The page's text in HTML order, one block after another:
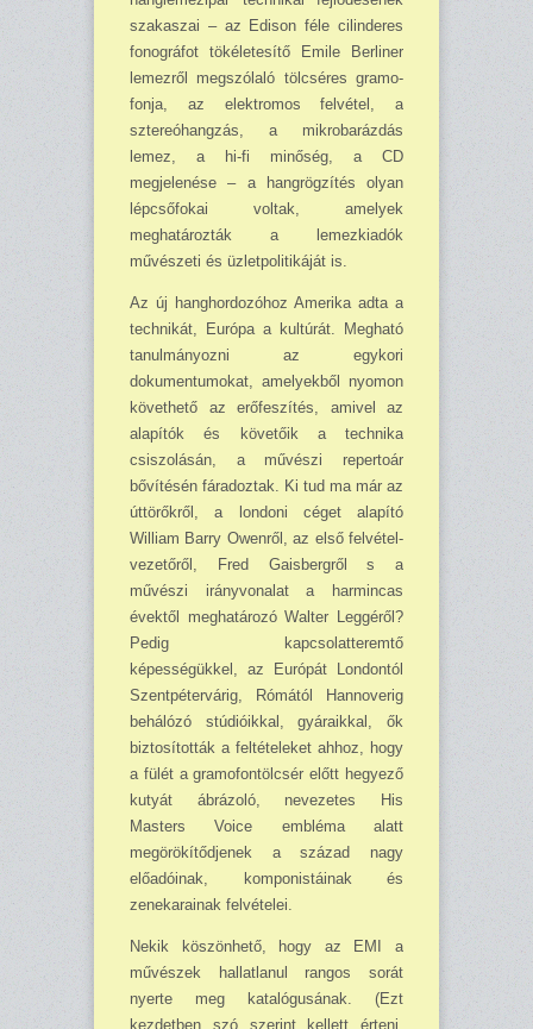
szakaszai – az Edison féle cilinderes
fonográfot tökéletesítő Emile Berliner
lemezről megszólaló tölcséres gramo­
fonja, az elektromos felvétel, a
sztereóhangzás, a mikrobarázdás
lemez, a hi-fi minőség, a CD
megjelenése – a hangrögzítés olyan
lépcsőfokai voltak, amelyek
meghatározták a lemez­kia­dók
művészeti és üzletpolitikáját is.
Az új hanghordozóhoz Amerika adta a
technikát, Európa a kultúrát. Megható
tanul­má­nyozni az egykori
dokumentumokat, amelyekből nyomon
követhető az erőfeszítés, amivel az
alapítók és követőik a technika
csiszolásán, a művészi repertoár
bővítésén fáradoztak. Ki tud ma már az
úttörőkről, a londoni céget alapító
William Barry Owenről, az első felvétel­
veze­tőről, Fred Gaisbergről s a
művészi irányvonalat a harmincas
évektől meg­határozó Walter Leggéről?
Pedig kapcsolatteremtő
képességükkel, az Európát Londontól
Szentpétervárig, Rómától Hannoverig
behálózó stúdióikkal, gyáraikkal, ők
biztosították a feltételeket ahhoz, hogy
a fülét a gramofontölcsér előtt hegyező
kutyát ábrázoló, nevezetes His
Masters Voice embléma alatt
megörökítődjenek a század nagy
előadóinak, kompo­nis­táinak és
zenekarainak felvételei.
Nekik köszönhető, hogy az EMI a
művészek hallatlanul rangos sorát
nyerte meg kata­lógusának. (Ezt
kezdetben szó szerint kellett érteni,